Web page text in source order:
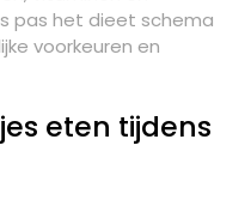
pas het dieet schema
voorkeuren en
eten tijdens